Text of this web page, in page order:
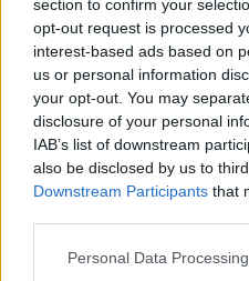
section to confirm your
opt-out request is processed
interest-based ads based on
us or personal information
your opt-out. You may
disclosure of your personal
IAB’s list of downstream
also be disclosed by us to
Downstream Participants that
Please note that this website/
Personal Data
Κοινοβουλευτικής
μετά την αποχώρηση
δεκάδων στελεχών
έξοδο μετά την
Αλέξη Τσίπρα. Οι
Αχτσιόγλου, Νάσος
Φωτίου, Μερόπη
της αποχώρησης,